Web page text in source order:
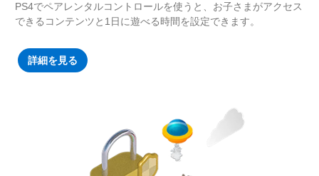
PS4でペアレンタルコントロールを使うと、お子さまがアクセス
できるコンテンツと1日に遊べる時間を設定できます。
詳細を見る